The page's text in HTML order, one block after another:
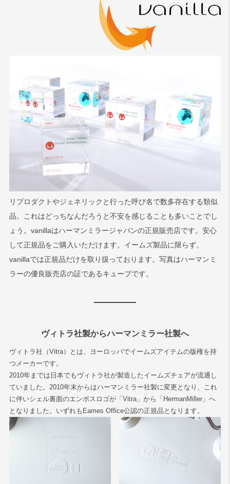
リプロダクトやジェネリックと行った呼び名で数多存在する類似
品。これはどっちなんだろうと不安を感じることも多いことでし
ょう。vanillaはハーマンミラージャパンの正規販売店です。安心
して正規品をご購入いただけます。イームズ製品に限らず、
vanillaでは正規品だけを取り扱っております。写真はハーマンミ
ラーの優良販売店の証であるキューブです。
ヴィトラ社製からハーマンミラー社製へ
ヴィトラ社（Vitra）とは、ヨーロッパでイームズアイテムの版権を持
つメーカーです。
2010年までは日本でもヴィトラ社が製造したイームズチェアが流通し
ていました。2010年末からはハーマンミラー社製に変更となり、これ
に伴いシェル裏面のエンボスロゴが「Vitra」から「HermanMiller」へ
となりました。いずれもEames Office公認の正規品となります。